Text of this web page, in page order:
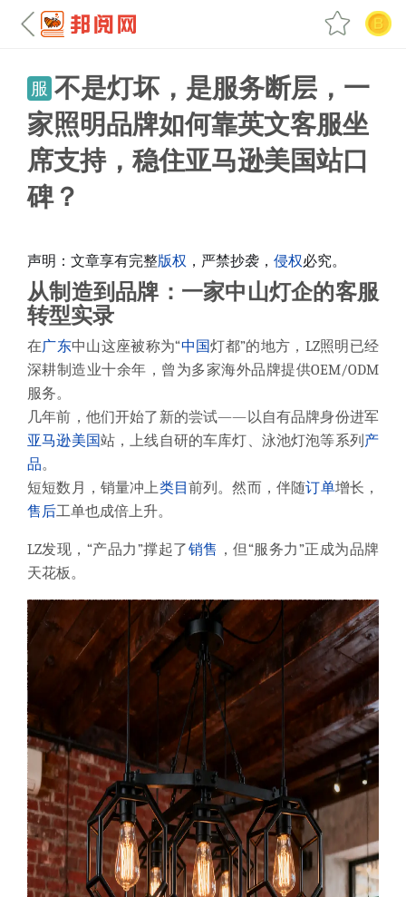
服 不是灯坏，是服务断层，一
家照明品牌如何靠英文客服坐
席支持，稳住亚马逊美国站口
碑？
声明：文章享有完整版权 ，严禁抄袭， 侵权必究。
从制造到品牌：一家中山灯企的客服
转型实录
在广东中山这座被称为“中国灯都”的地方，LZ照明已经
深耕制造业十余年，曾为多家海外品牌提供OEM/ODM
服务。
几年前，他们开始了新的尝试——以自有品牌身份进军
亚马逊美国站，上线自研的车库灯、泳池灯泡等系列 产
品。
短短数月，销量冲上类目 前列。然而，伴随订单增长，
售后工单也成倍上升。
LZ发现，“产品力”撑起了销售 ，但“服务力”正成为品牌
天花板。